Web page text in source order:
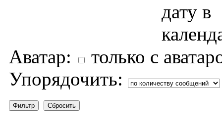
Аватар:
только с
Упорядочить: